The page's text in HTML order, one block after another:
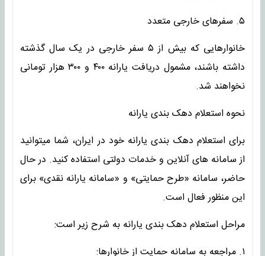
۵. سفرهای خارجی متعدد
خانوارهایی که بیش از ۵ سفر خارجی در یک سال گذشته
داشته باشند، مشمول دریافت یارانه ۴۰۰ و ۳۰۰ هزار تومانی
نخواهند شد.
نحوه استعلام دهک بندی یارانه
برای استعلام دهک بندی یارانه خود در ایران، شما میتوانید
از سامانه های آنلاین و خدمات دولتی استفاده کنید. در حال
حاضر، سامانه «طرح حمایتی» و «سامانه یارانه نقدی» برای
این منظور فعال است.
مراحل استعلام دهک بندی یارانه به شرح زیر است:
۱. مراجعه به سامانه حمایت از خانوارها: